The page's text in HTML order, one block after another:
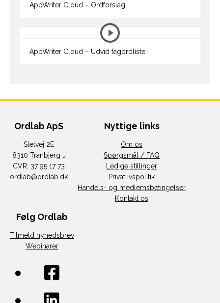
AppWriter Cloud – Ordforslag
AppWriter Cloud – Udvid fagordliste
Ordlab ApS
Sletvej 2E
8310 Tranbjerg J
CVR: 37 95 17 73
ordlab@ordlab.dk
Nyttige links
Om os
Spørgsmål / FAQ
Ledige stillinger
Privatlivspolitik
Handels- og medlemsbetingelser
Kontakt os
Følg Ordlab
Tilmeld nyhedsbrev
Webinarer